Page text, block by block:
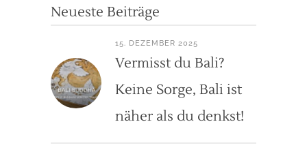
Neueste Beiträge
15. DEZEMBER 2025
Vermisst du Bali?
Keine Sorge, Bali ist
näher als du denkst!